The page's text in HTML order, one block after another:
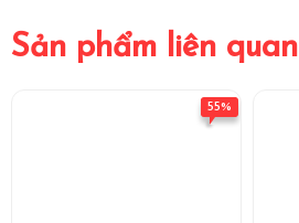
Sản phẩm liên quan
55%